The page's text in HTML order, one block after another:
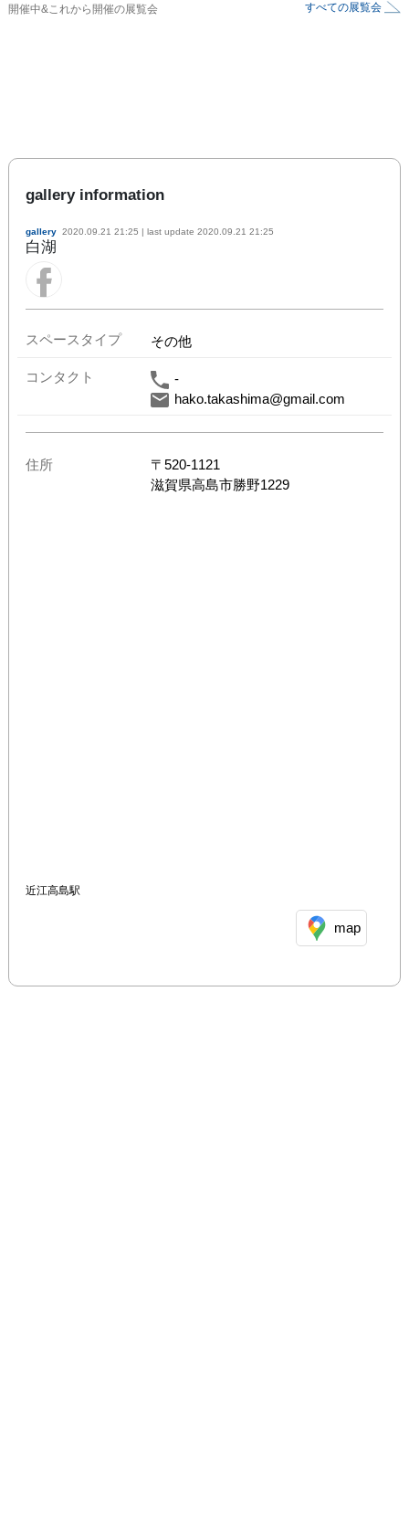
開催中&これから開催の展覧会 すべての展覧会
gallery information
gallery 2020.09.21 21:25 | last update 2020.09.21 21:25
白湖
スペースタイプ その他
コンタクト
-
hako.takashima@gmail.com
住所 〒 520-1121
滋賀県高島市勝野1229
近江高島駅
map